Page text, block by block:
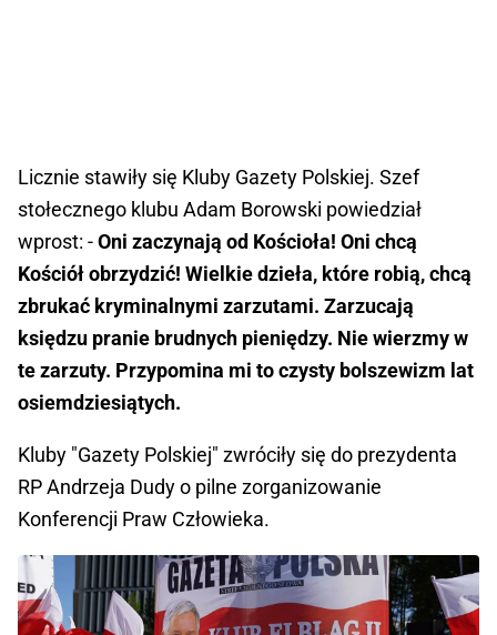
Licznie stawiły się Kluby Gazety Polskiej. Szef
stołecznego klubu Adam Borowski powiedział
wprost: -Oni zaczynają od Kościoła! Oni chcą
Kościół obrzydzić! Wielkie dzieła, które robią, chcą
zbrukać kryminalnymi zarzutami. Zarzucają
księdzu pranie brudnych pieniędzy. Nie wierzmy w
te zarzuty. Przypomina mi to czysty bolszewizm lat
osiemdziesiątych.
Kluby "Gazety Polskiej" zwróciły się do prezydenta
RP Andrzeja Dudy o pilne zorganizowanie
Konferencji Praw Człowieka.